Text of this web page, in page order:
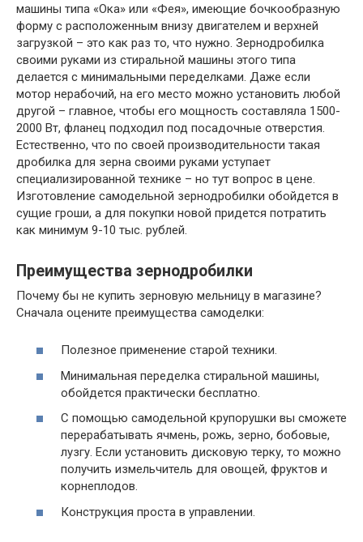
машины типа «Ока» или «Фея», имеющие бочкообразную
форму с расположенным внизу двигателем и верхней
загрузкой – это как раз то, что нужно. Зернодробилка
своими руками из стиральной машины этого типа
делается с минимальными переделками. Даже если
мотор нерабочий, на его место можно установить любой
другой – главное, чтобы его мощность составляла 1500-
2000 Вт, фланец подходил под посадочные отверстия.
Естественно, что по своей производительности такая
дробилка для зерна своими руками уступает
специализированной технике – но тут вопрос в цене.
Изготовление самодельной зернодробилки обойдется в
сущие гроши, а для покупки новой придется потратить
как минимум 9-10 тыс. рублей.
Преимущества зернодробилки
Почему бы не купить зерновую мельницу в магазине?
Сначала оцените преимущества самоделки:
Полезное применение старой техники.
Минимальная переделка стиральной машины,
обойдется практически бесплатно.
С помощью самодельной крупорушки вы сможете
перерабатывать ячмень, рожь, зерно, бобовые,
лузгу. Если установить дисковую терку, то можно
получить измельчитель для овощей, фруктов и
корнеплодов.
Конструкция проста в управлении.